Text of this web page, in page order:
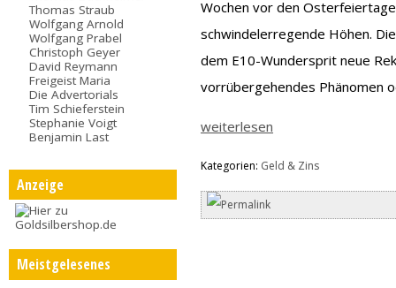
Thomas Straub
Wolfgang Arnold
Wolfgang Prabel
Christoph Geyer
David Reymann
Freigeist Maria
Die Advertorials
Tim Schieferstein
Stephanie Voigt
Benjamin Last
Anzeige
Meistgelesenes
Wochen vor den
schwindelerregende Höhen.
dem E10-Wundersprit neue
vorrübergehendes Phänomen
weiterlesen
Kategorien: Geld & Zins